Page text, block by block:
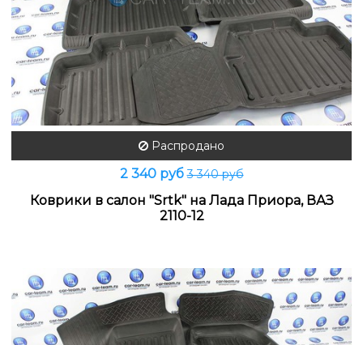
Распродано
2 340 руб3 340 руб
Коврики в салон "Srtk" на Лада Приора, ВАЗ
2110-12